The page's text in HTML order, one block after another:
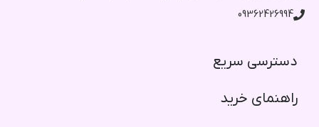
09362426994
دسترسی سریع​
راهنمای خرید​